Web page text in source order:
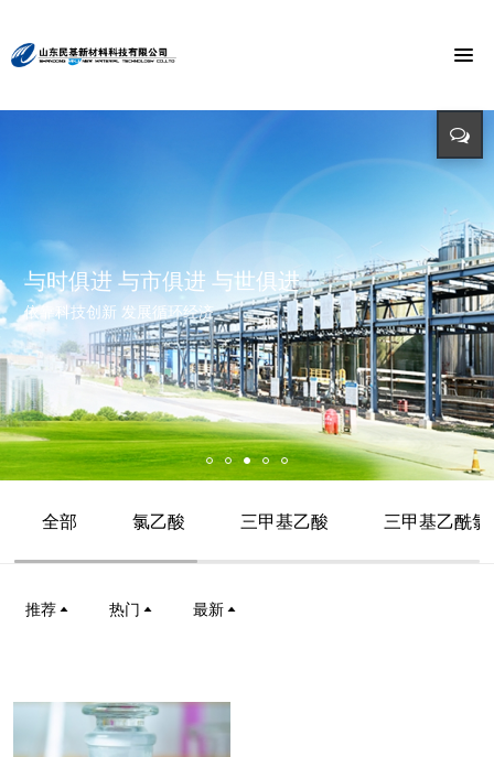
招标公告
招标详情及投标方式请点击查询（测试）
打造氯乙酸世界第一品牌
迈向世界价值链高端 打造世界精细化工绿色基地 创造氯乙酸国际
市场第一品牌
与时俱进 与市俱进 与世俱进
依靠科技创新 发展循环经济
精益求精 铸造品质
立足新起点 开创新局面
节能环保 捍卫能源
投入-产出-资源综合利用
全部 氯乙酸 三甲基乙酸 三甲基乙酰氯
推荐 热门 最新